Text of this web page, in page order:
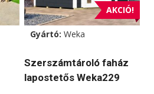
AKCIÓ!
Gyártó: Weka
Szerszámtároló faház
lapostetős Weka229